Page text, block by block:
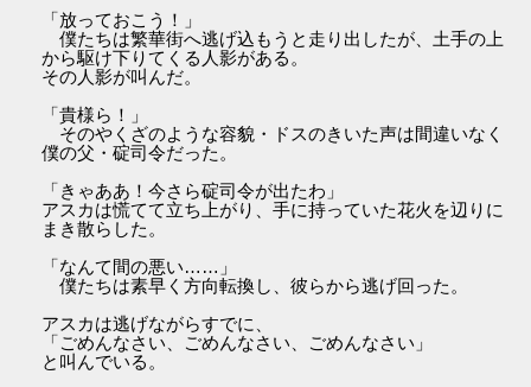
「放っておこう！」
僕たちは繁華街へ逃げ込もうと走り出したが、土手の上
から駆け下りてくる人影がある。
その人影が叫んだ。
「貴様ら！」
そのやくざのような容貌・ドスのきいた声は間違いなく
僕の父・碇司令だった。
「きゃああ！今さら碇司令が出たわ」
アスカは慌てて立ち上がり、手に持っていた花火を辺りに
まき散らした。
「なんて間の悪い……」
僕たちは素早く方向転換し、彼らから逃げ回った。
アスカは逃げながらすでに、
「ごめんなさい、ごめんなさい、ごめんなさい」
と叫んでいる。